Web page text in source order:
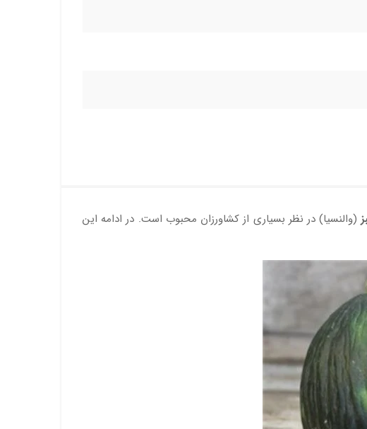
(والنسیا) در نظر بسیاری از کشاورزان محبوب است. در ادامه این